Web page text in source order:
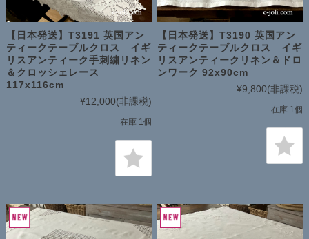
【日本発送】T3191 英国アン
ティークテーブルクロス イギ
リスアンティーク手刺繍リネン
＆クロッシェレース
117x116cm
¥12,000(非課税)
在庫 1個
【日本発送】T3190 英国アン
ティークテーブルクロス イギ
リスアンティークリネン＆ドロ
ンワーク 92x90cm
¥9,800(非課税)
在庫 1個